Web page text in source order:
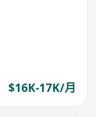
$16K-17K/月